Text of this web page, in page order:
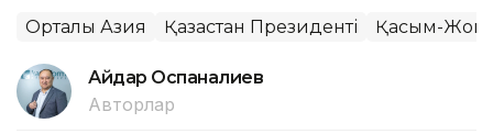
Орталық Азия Қазақстан Президенті Қасым-
Айдар Оспаналиев
Авторлар